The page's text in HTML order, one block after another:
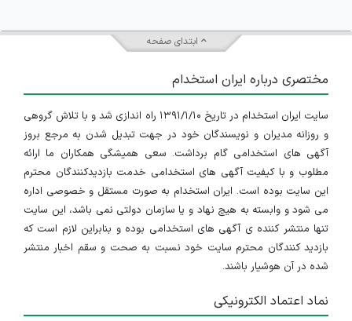
ابتدای صفحه
مختصری درباره ایران استخدام
سایت ایران استخدام در تاریخ ۱۳۹۱/۱/۱۰ راه اندازی شد و با تلاش گروهی
و روزانه مدیران و نویسندگان خود در جهت تبدیل شدن به مرجع بروز
آگهی های استخدامی گام برداشت. سعی همیشگی همکاران ما ارائه
مطلوب و با کیفیت آگهی های استخدامی خدمت بازدیدکنندگان محترم
این سایت بوده است. ایران استخدام به صورت مستقل و خصوصی اداره
می شود و وابسته به هیچ نهاد و یا سازمان دولتی نمی باشد، این سایت
تنها منتشر کننده ی آگهی های استخدامی بوده و بنابراین لازم است که
بازدید کنندگان محترم سایت خود نسبت به صحت و سقم اخبار منتشر
شده در آن هوشیار باشند.
نماد اعتماد الکترونیکی